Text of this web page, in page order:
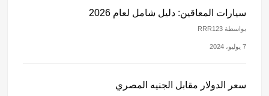
سيارات المعاقين: دليل شامل لعام 2026
بواسطة RRR123
7 يوليو، 2024
سعر الدولار مقابل الجنيه المصري